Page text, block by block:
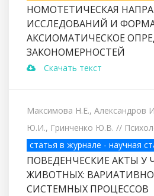
НОМОТЕТИЧЕСКАЯ
ИССЛЕДОВАНИЙ И
АКСИОМАТИЧЕСКОЕ
ЗАКОНОМЕРНОСТЕЙ
Скачать текст
Максимова Н.Е., Александров
Ю.И., Гринченко Ю.В. //
статья в журнале - научная
ПОВЕДЕНЧЕСКИЕ АКТЫ У
ЖИВОТНЫХ:
СИСТЕМНЫХ ПРОЦЕССОВ